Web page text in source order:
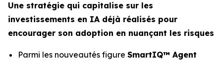
Une stratégie qui capitalise sur les
investissements en IA déjà réalisés pour
encourager son adoption en nuançant les risques
Parmi les nouveautés figure SmartIQ™ Agent